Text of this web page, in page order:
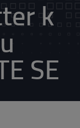
k
SE